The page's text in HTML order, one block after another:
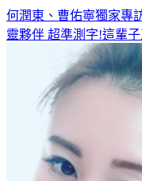
何潤東、曹佑寧獨家專
靈夥伴 超準測字!這輩